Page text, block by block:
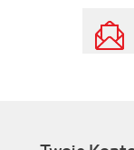
Etap
Etap